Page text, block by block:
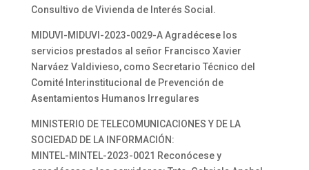
Consultivo de Vivienda de Interés Social.
MIDUVI-MIDUVI-2023-0029-A Agradécese los
servicios prestados al señor Francisco Xavier
Narváez Valdivieso, como Secretario Técnico del
Comité Interinstitucional de Prevención de
Asentamientos Humanos Irregulares
MINISTERIO DE TELECOMUNICACIONES Y DE LA
SOCIEDAD DE LA INFORMACIÓN:
MINTEL-MINTEL-2023-0021 Reconócese y